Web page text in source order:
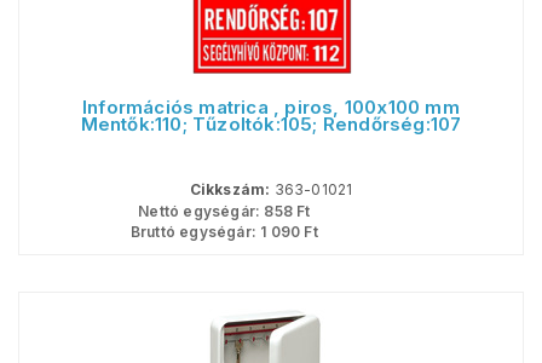
Információs matrica , piros, 100x100 mm
Mentők:110; Tűzoltók:105; Rendőrség:107
Cikkszám: 363-01021
Nettó egységár: 858Ft
Bruttó egységár: 1 090 Ft